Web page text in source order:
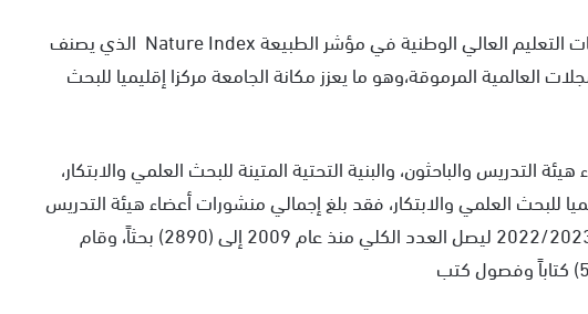
الجدير بالذكر أن جامعة نزوى تصدرت مؤسسات التعليم العالي الوطنية في مؤشر الطبيعة Nature Index الذي يصنف
العالمية المرموقة،وهو ما يعزز مكانة الجامعة مركزا إقليميا للبحث
التدريس والباحثون، والبنية التحتية المتينة للبحث العلمي والابتكار،
للبحث العلمي والابتكار، فقد بلغ إجمالي منشورات أعضاء هيئة التدريس
في المجلات العالمية (469) بحثاً علمياً عام 2022/2023 ليصل العدد الكلي منذ عام 2009 إلى (2890) بحثاً، وقام